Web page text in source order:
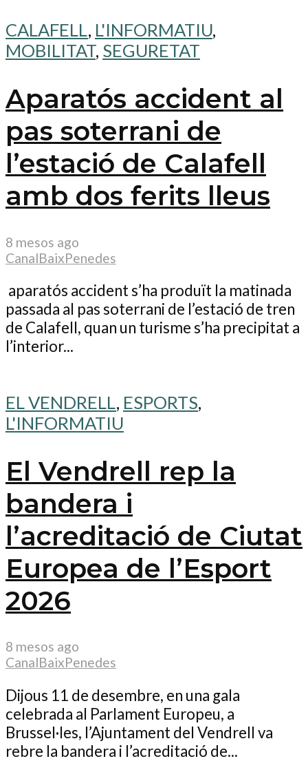
CALAFELL, L'INFORMATIU,
MOBILITAT, SEGURETAT
Aparatós accident al
pas soterrani de
l’estació de Calafell
amb dos ferits lleus
8 mesos ago
CanalBaixPenedes
aparatós accident s’ha produït la matinada
passada al pas soterrani de l’estació de tren
de Calafell, quan un turisme s’ha precipitat a
l’interior...
EL VENDRELL , ESPORTS,
L'INFORMATIU
El Vendrell rep la
bandera i
l’acreditació de Ciutat
Europea de l’Esport
2026
8 mesos ago
CanalBaixPenedes
Dijous 11 de desembre, en una gala
celebrada al Parlament Europeu, a
Brussel·les, l’Ajuntament del Vendrell va
rebre la bandera i l’acreditació de...